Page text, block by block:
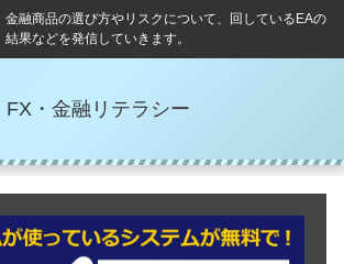
金融商品の選び方やリスクについて、回しているEAの
結果などを発信していきます。
FX・金融リテラシー